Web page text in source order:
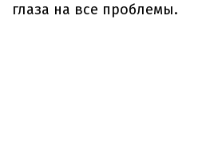
глаза на все проблемы.